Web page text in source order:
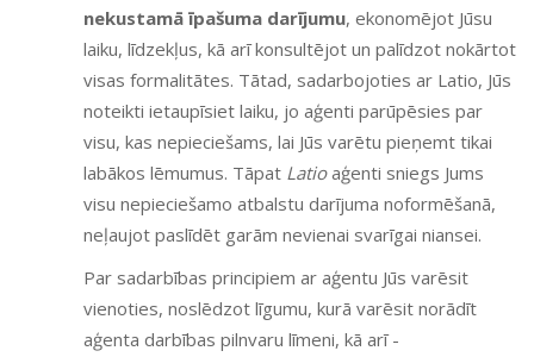
nekustamā īpašuma darījumu, ekonomējot Jūsu
laiku, līdzekļus, kā arī konsultējot un palīdzot nokārtot
visas formalitātes. Tātad, sadarbojoties ar Latio, Jūs
noteikti ietaupīsiet laiku, jo aģenti parūpēsies par
visu, kas nepieciešams, lai Jūs varētu pieņemt tikai
labākos lēmumus. Tāpat Latioaģenti sniegs Jums
visu nepieciešamo atbalstu darījuma noformēšanā,
neļaujot paslīdēt garām nevienai svarīgai niansei.
Par sadarbības principiem ar aģentu Jūs varēsit
vienoties, noslēdzot līgumu, kurā varēsit norādīt
aģenta darbības pilnvaru līmeni, kā arī -